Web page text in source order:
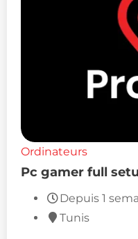
Ordinateurs
Pc gamer full
Depuis 1
Tunis